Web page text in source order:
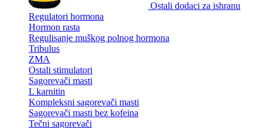
Ostali dodaci za ishranu
Regulatori hormona
Hormon rasta
Regulisanje muškog polnog hormona
Tribulus
ZMA
Ostali stimulatori
Sagorevači masti
L karnitin
Kompleksni sagorevači masti
Sagorevači masti bez kofeina
Tečni sagorevači